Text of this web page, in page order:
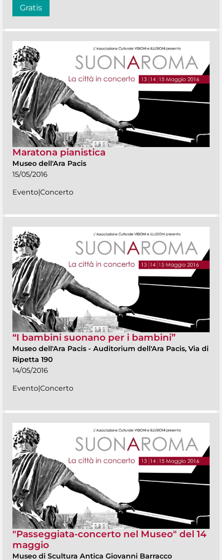
Gratis
Maratona pianistica
Museo dell'Ara Pacis
15/05/2016
Evento|Concerto
“I bambini suonano per i bambini”
Museo dell'Ara Pacis - Auditorium dell'Ara Pacis, Via di
Ripetta 190
14/05/2016
Evento|Concerto
"Passeggiata-concerto nel Museo" del 14
maggio
Museo di Scultura Antica Giovanni Barracco